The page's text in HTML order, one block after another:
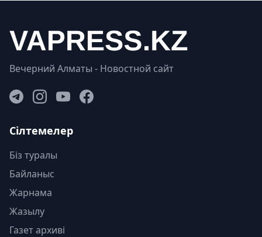
Вечерний Алматы - Новостной сайт
Сілтемелер
Біз туралы
Байланыс
Жарнама
Жазылу
Газет архиві